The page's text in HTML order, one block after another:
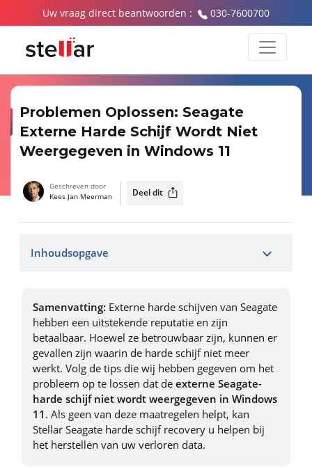
Uw vraag direct beantwoorden : 030-7600700
Problemen Oplossen: Seagate
Externe Harde Schijf Wordt Niet
Weergegeven in Windows 11
Geschreven door
Kees Jan Meerman
Deel dit
Inhoudsopgave
Samenvatting: Externe harde schijven van Seagate
hebben een uitstekende reputatie en zijn
betaalbaar. Hoewel ze betrouwbaar zijn, kunnen er
gevallen zijn waarin de harde schijf niet meer
werkt. Volg de tips die wij hebben gegeven om het
probleem op te lossen dat de externe Seagate-
harde schijf niet wordt weergegeven in Windows
11 . Als geen van deze maatregelen helpt, kan
Stellar Seagate harde schijf recovery u helpen bij
het herstellen van uw verloren data.